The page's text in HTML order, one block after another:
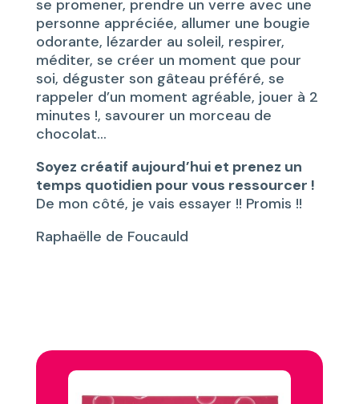
se promener, prendre un verre avec une
personne appréciée, allumer une bougie
odorante, lézarder au soleil, respirer,
méditer, se créer un moment que pour
soi, déguster son gâteau préféré, se
rappeler d’un moment agréable, jouer à 2
minutes !, savourer un morceau de
chocolat…
Soyez créatif aujourd’hui et prenez un
temps quotidien pour vous ressourcer !
De mon côté, je vais essayer !! Promis !!
Raphaëlle de Foucauld